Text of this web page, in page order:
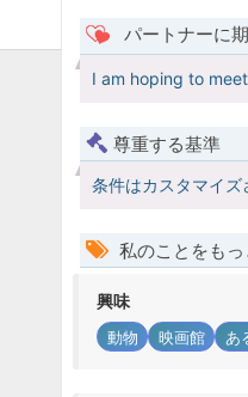
パートナーに
I am hoping to
尊重する基準
条件はカスタマイズ
私のことをも
興味
動物 映画館 あ